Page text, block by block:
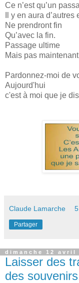
Ce n’est qu’un
Il y en aura d’autres
Ne prendront fin
Qu’avec la fin.
Passage ultime
Mais pas
Pardonnez-moi de
Aujourd'hui
c'est à moi que je
Claude Lamarche
Partager
dimanche 12 avril
Laisser des
des